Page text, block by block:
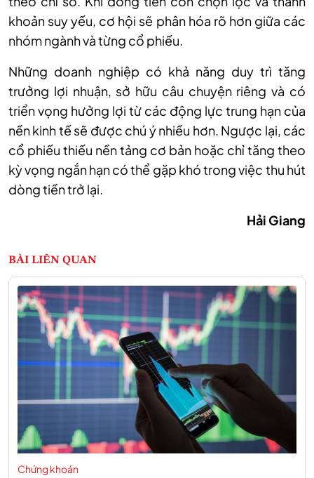
khoản suy yếu, cơ hội sẽ phân hóa rõ hơn giữa các
nhóm ngành và từng cổ phiếu.
Những doanh nghiệp có khả năng duy trì tăng
trưởng lợi nhuận, sở hữu câu chuyện riêng và có
triển vọng hưởng lợi từ các động lực trung hạn của
nền kinh tế sẽ được chú ý nhiều hơn. Ngược lại, các
cổ phiếu thiếu nền tảng cơ bản hoặc chỉ tăng theo
kỳ vọng ngắn hạn có thể gặp khó trong việc thu hút
dòng tiền trở lại.
Hải Giang
BÀI LIÊN QUAN
Chứng khoán